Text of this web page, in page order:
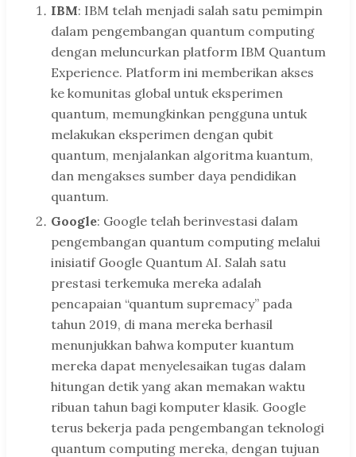
IBM: IBM telah menjadi salah satu pemimpin
dalam pengembangan quantum computing
dengan meluncurkan platform IBM Quantum
Experience. Platform ini memberikan akses
ke komunitas global untuk eksperimen
quantum, memungkinkan pengguna untuk
melakukan eksperimen dengan qubit
quantum, menjalankan algoritma kuantum,
dan mengakses sumber daya pendidikan
quantum.
Google: Google telah berinvestasi dalam
pengembangan quantum computing melalui
inisiatif Google Quantum AI. Salah satu
prestasi terkemuka mereka adalah
pencapaian “quantum supremacy” pada
tahun 2019, di mana mereka berhasil
menunjukkan bahwa komputer kuantum
mereka dapat menyelesaikan tugas dalam
hitungan detik yang akan memakan waktu
ribuan tahun bagi komputer klasik. Google
terus bekerja pada pengembangan teknologi
quantum computing mereka, dengan tujuan